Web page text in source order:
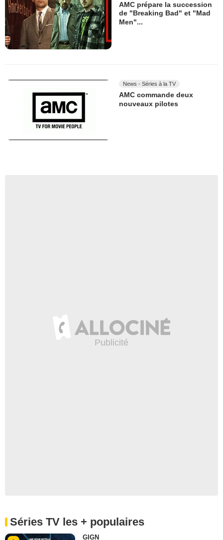
AMC prépare la succession
de "Breaking Bad" et "Mad
Men"...
News - Séries à la TV
AMC commande deux
nouveaux pilotes
Séries TV les + populaires
GIGN